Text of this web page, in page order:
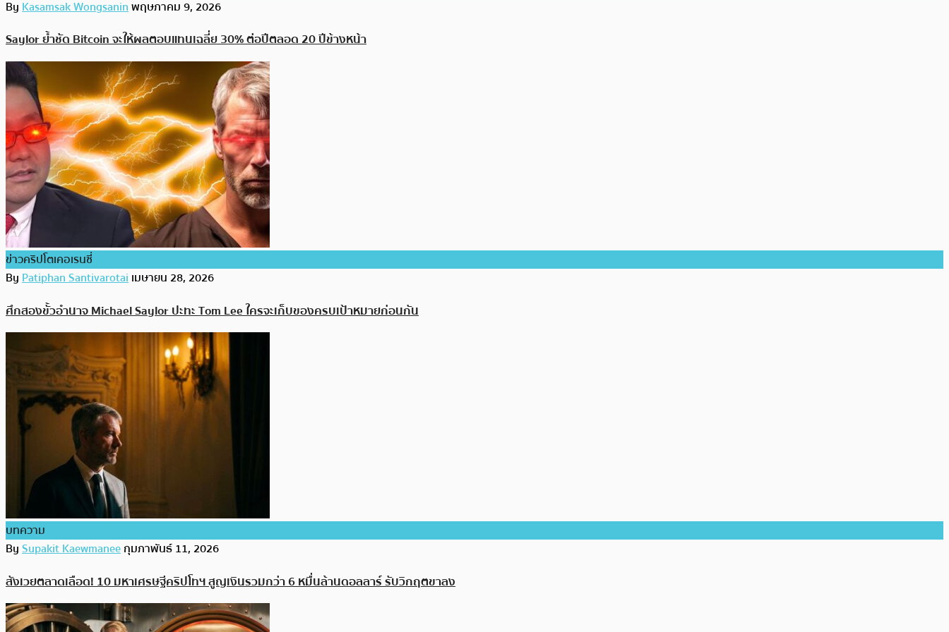
ByKasamsak Wongsaninพฤษภาคม 9, 2026
Saylor ย้ำชัด Bitcoin จะให้ผลตอบแทนเฉลี่ย 30% ต่อปีตลอด 20 ปีข้างหน้า
ข่าวคริปโตเคอเรนซี่
ByPatiphan Santivarotaiเมษายน 28, 2026
ศึกสองขั้วอำนาจ Michael Saylor ปะทะ Tom Lee ใครจะเก็บของครบเป้าหมายก่อนกัน
บทความ
BySupakit Kaewmaneeกุมภาพันธ์ 11, 2026
สังเวยตลาดเลือด! 10 มหาเศรษฐีคริปโทฯ สูญเงินรวมกว่า 6 หมื่นล้านดอลลาร์ รับวิกฤตขาลง